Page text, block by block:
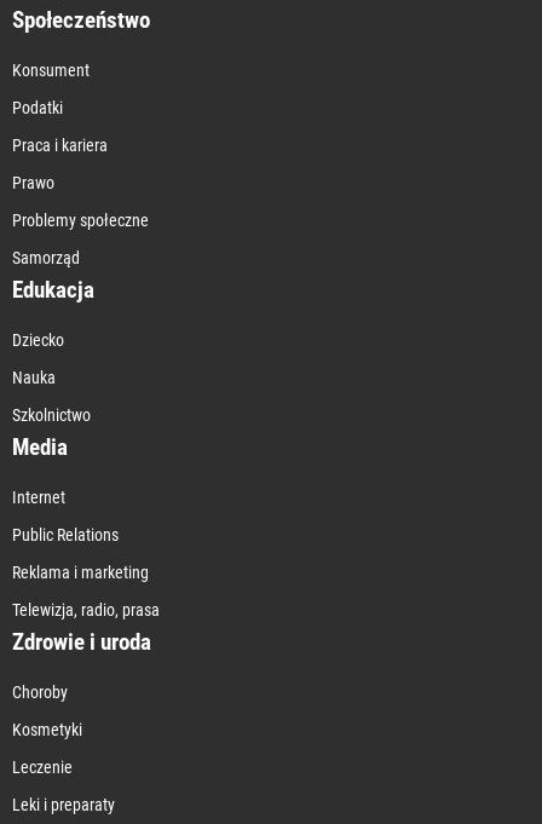
Społeczeństwo
Konsument
Podatki
Praca i kariera
Prawo
Problemy społeczne
Samorząd
Edukacja
Dziecko
Nauka
Szkolnictwo
Media
Internet
Public Relations
Reklama i marketing
Telewizja, radio, prasa
Zdrowie i uroda
Choroby
Kosmetyki
Leczenie
Leki i preparaty